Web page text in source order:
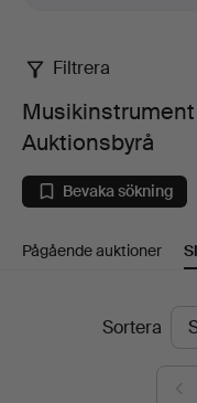
på
Limhamns
Filtrera
Auktionsbyrå
Bevaka sökning
Pågående auktioner
SlutpriserSortera